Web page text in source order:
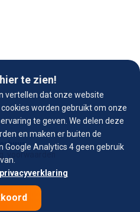
te zien!
vertellen dat onze website
worden gebruikt om onze
te geven. We delen deze
en maken er buiten de
Google Analytics 4 geen gebruik
van.
voorwaarden